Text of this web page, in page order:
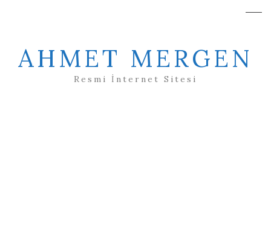
AHMET MERGEN
Resmi İnternet Sitesi